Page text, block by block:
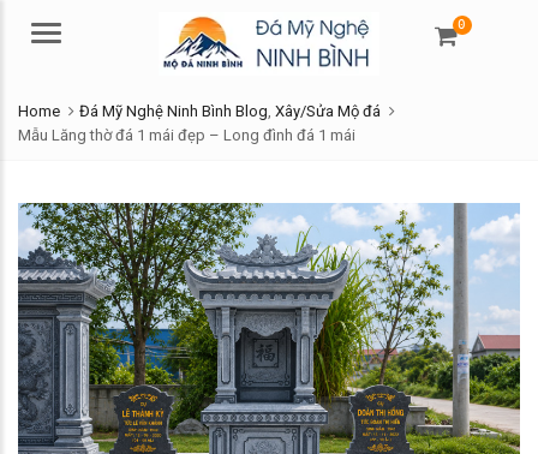
Menu
0
Home Đá Mỹ Nghệ Ninh Bình Blog Xây/Sửa Mộ đá
Mẫu Lăng thờ đá 1 mái đẹp – Long đình đá 1 mái